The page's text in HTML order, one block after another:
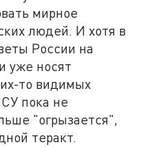
мирное
людей. И хотя в
России на
уже носят
то видимых
пока не
"огрызается",
теракт.